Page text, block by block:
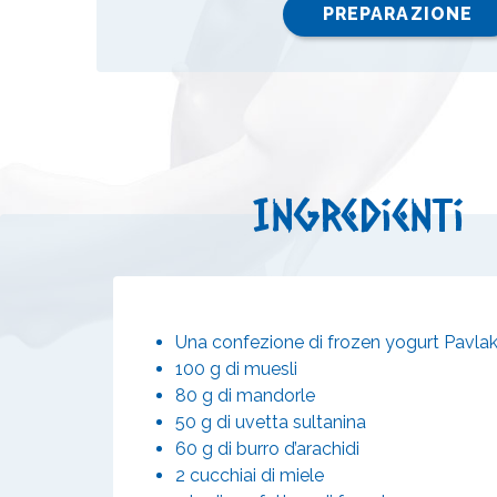
PREPARAZIONE
Ingredienti
Una confezione di frozen yogurt
100 g di muesli
80 g di mandorle
50 g di uvetta sultanina
60 g di burro d’arachidi
2 cucchiai di miele